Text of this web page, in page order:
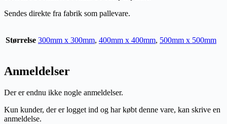
Sendes direkte fra fabrik som pallevare.
Størrelse 300mm x 300mm, 400mm x 400mm, 500mm x 500mm
Anmeldelser
Der er endnu ikke nogle anmeldelser.
Kun kunder, der er logget ind og har købt denne vare, kan skrive en
anmeldelse.